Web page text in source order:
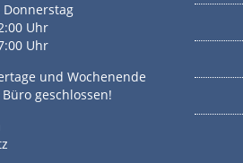
Uhr
Uhr
und Wochenende
Büro geschlossen!